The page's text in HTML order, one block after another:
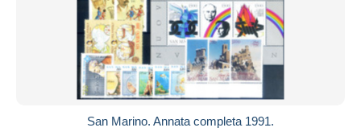
San Marino. Annata completa 1991.